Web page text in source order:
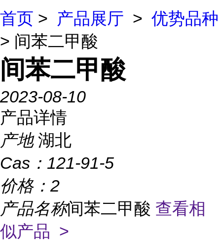
首页 > 产品展厅 > 优势品种
> 间苯二甲酸
间苯二甲酸
2023-08-10
产品详情
产地 湖北
Cas： 121-91-5
价格： 2
产品名称间苯二甲酸 查看相
似产品 >